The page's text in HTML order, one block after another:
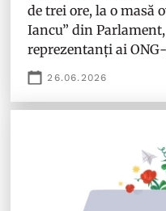
de trei ore, la o masă
Iancu” din
reprezentanți ai
26.06.2026